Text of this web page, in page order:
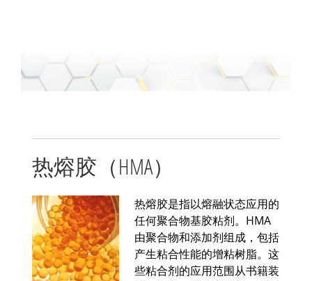
热熔胶（HMA）
热熔胶是指以熔融状态应用的
任何聚合物基胶粘剂。HMA
由聚合物和添加剂组成，包括
产生粘合性能的增粘树脂。这
些粘合剂的应用范围从书籍装